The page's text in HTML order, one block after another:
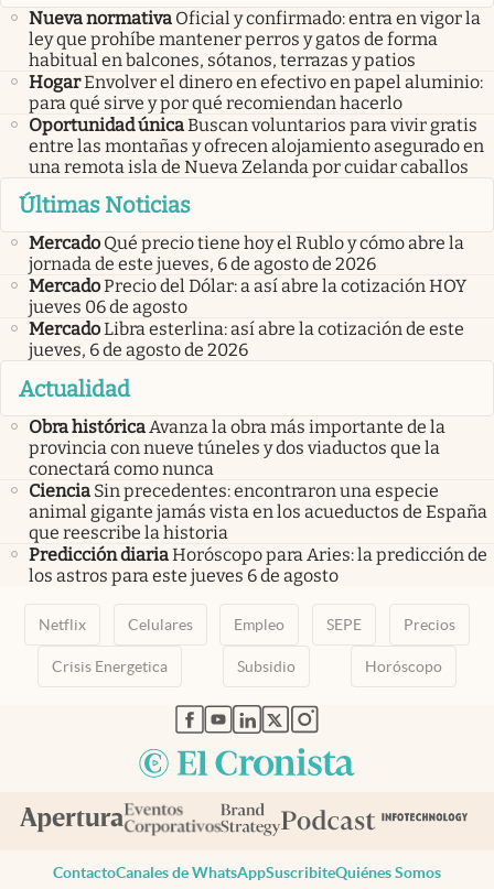
Nueva normativa Oficial y confirmado: entra en vigor la
ley que prohíbe mantener perros y gatos de forma
habitual en balcones, sótanos, terrazas y patios
HogarEnvolver el dinero en efectivo en papel aluminio:
para qué sirve y por qué recomiendan hacerlo
Oportunidad únicaBuscan voluntarios para vivir gratis
entre las montañas y ofrecen alojamiento asegurado en
una remota isla de Nueva Zelanda por cuidar caballos
Últimas Noticias
Mercado Qué precio tiene hoy el Rublo y cómo abre la
jornada de este jueves, 6 de agosto de 2026
MercadoPrecio del Dólar: a así abre la cotización HOY
jueves 06 de agosto
MercadoLibra esterlina: así abre la cotización de este
jueves, 6 de agosto de 2026
Actualidad
Obra históricaAvanza la obra más importante de la
provincia con nueve túneles y dos viaductos que la
conectará como nunca
Ciencia Sin precedentes: encontraron una especie
animal gigante jamás vista en los acueductos de España
que reescribe la historia
Predicción diariaHoróscopo para Aries: la predicción de
los astros para este jueves 6 de agosto
Netflix Celulares Empleo SEPE Precios
Crisis Energetica Subsidio Horóscopo
abre en nueva pestaña
abre en nueva pestaña
abre en nueva pestaña
abre en nueva pestaña
abre en nueva pestaña
ContactoCanales de WhatsAppSuscribiteQuiénes Somos